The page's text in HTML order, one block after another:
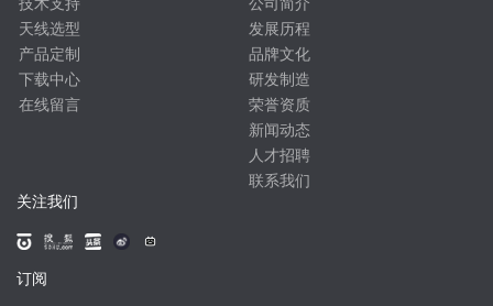
技术支持
天线选型
产品定制
下载中心
在线留言
公司简介
发展历程
品牌文化
研发制造
荣誉资质
新闻动态
人才招聘
联系我们
关注我们
订阅